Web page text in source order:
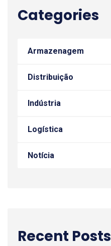
Categories
Armazenagem
Distribuição
Indústria
Logística
Notícia
Recent Posts